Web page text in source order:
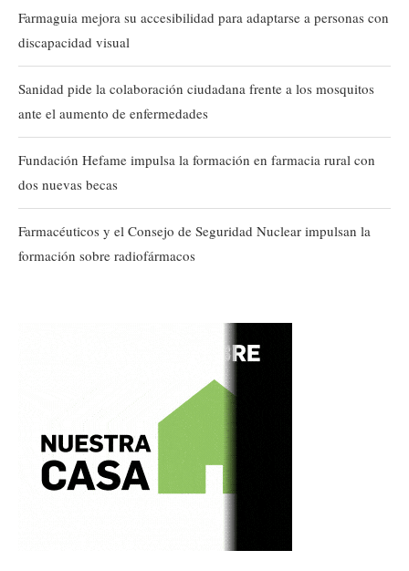
Farmaguia mejora su accesibilidad para adaptarse a personas con
discapacidad visual
Sanidad pide la colaboración ciudadana frente a los mosquitos
ante el aumento de enfermedades
Fundación Hefame impulsa la formación en farmacia rural con
dos nuevas becas
Farmacéuticos y el Consejo de Seguridad Nuclear impulsan la
formación sobre radiofármacos